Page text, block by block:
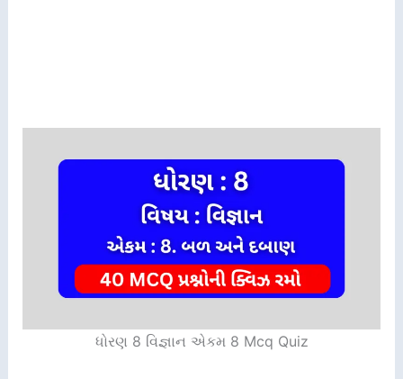
ધોરણ 8 વિજ્ઞાન એકમ 8 Mcq Quiz